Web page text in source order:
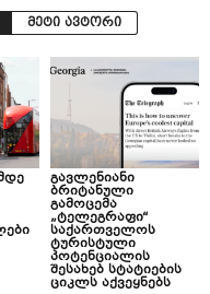
მეტი ავტორი
გავლენიანი
ბრიტანული
გამოცემა
„ტელეგრაფი“
საქართველოს
ტურისტული
პოტენციალის
შესახებ სტატიების
ციკლს აქვეყნებს